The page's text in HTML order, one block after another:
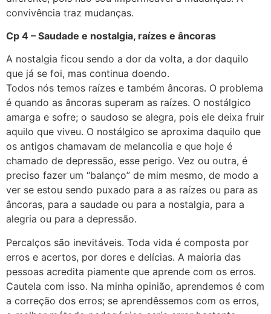
convivência traz mudanças.
Cp 4 – Saudade e nostalgia, raízes e âncoras
A nostalgia ficou sendo a dor da volta, a dor daquilo
que já se foi, mas continua doendo.
Todos nós temos raízes e também âncoras. O problema
é quando as âncoras superam as raízes. O nostálgico
amarga e sofre; o saudoso se alegra, pois ele deixa fruir
aquilo que viveu. O nostálgico se aproxima daquilo que
os antigos chamavam de melancolia e que hoje é
chamado de depressão, esse perigo. Vez ou outra, é
preciso fazer um “balanço” de mim mesmo, de modo a
ver se estou sendo puxado para a as raízes ou para as
âncoras, para a saudade ou para a nostalgia, para a
alegria ou para a depressão.
Percalços são inevitáveis. Toda vida é composta por
erros e acertos, por dores e delícias. A maioria das
pessoas acredita piamente que aprende com os erros.
Cautela com isso. Na minha opinião, aprendemos é com
a correção dos erros; se aprendêssemos com os erros,